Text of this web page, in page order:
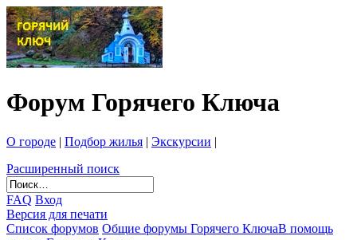
Форум Горячего Ключа
О городе | Подбор жилья | Экскурсии |
Расширенный поиск
FAQ Вход
Версия для печати
Список форумов Общие форумы Горячего КлючаВ помощь